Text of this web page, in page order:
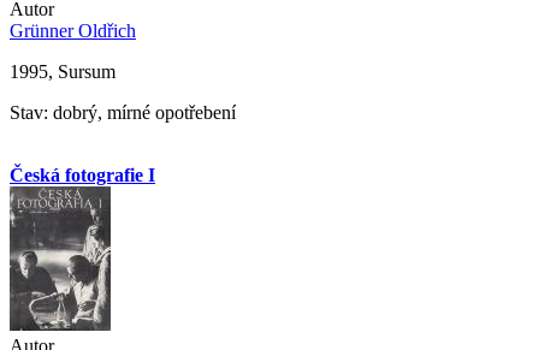
Autor
Grünner Oldřich
1995, Sursum
Stav: dobrý, mírné opotřebení
Česká fotografie I
Autor